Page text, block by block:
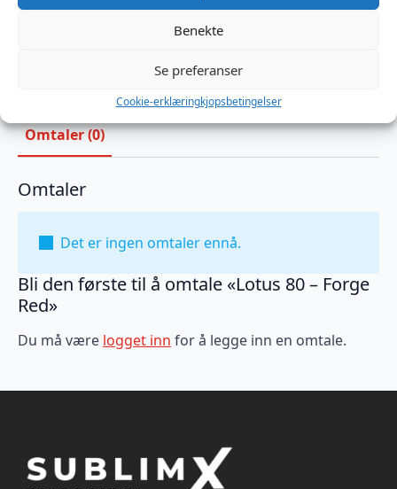
Benekte
Se preferanser
Cookie-erklæringkjopsbetingelser
Sexleketøy
Omtaler (0)
Omtaler
Det er ingen omtaler ennå.
Bli den første til å omtale «Lotus 80 – Forge
Red»
Du må være logget inn for å legge inn en omtale.